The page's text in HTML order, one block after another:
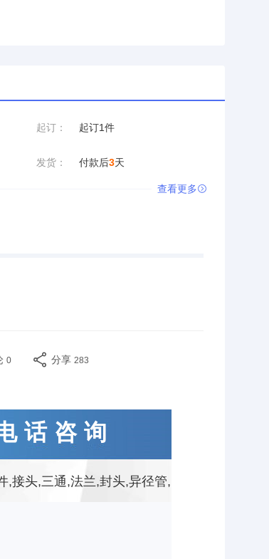
起订： 起订1件
发货： 付款后3天
查看更多
0 分享 283
话咨询
,接头,三通,法兰,封头,异径管,